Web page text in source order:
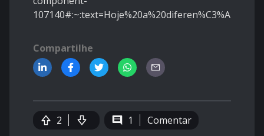
Compartilhe
2 1 Comentar